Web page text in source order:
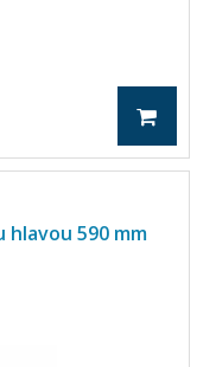
hlavou 590 mm